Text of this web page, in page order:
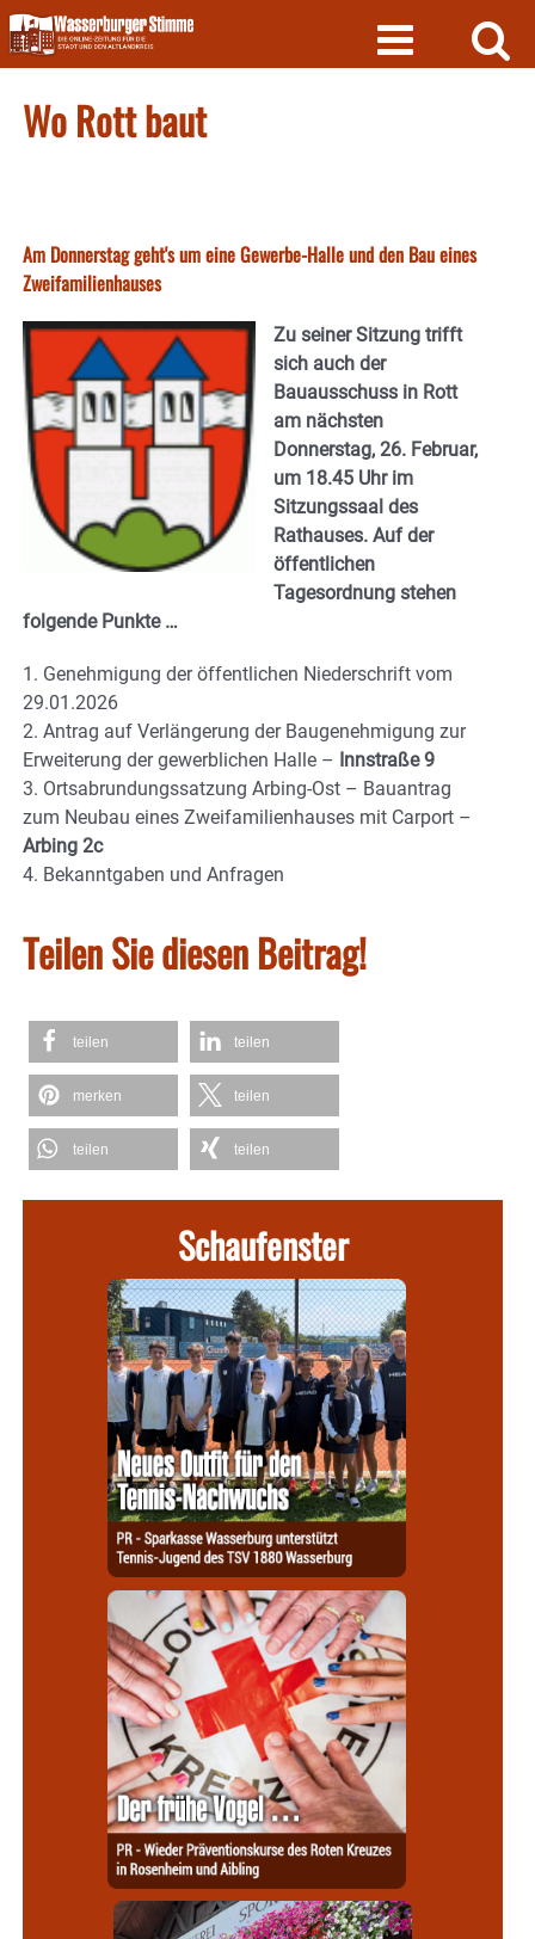
Skip
to
content
Wo Rott baut
Am Donnerstag geht's um eine Gewerbe-Halle und den Bau eines
Zweifamilienhauses
Zu seiner Sitzung trifft
sich auch der
Bauausschuss in Rott
am nächsten
Donnerstag, 26. Februar,
um 18.45 Uhr im
Sitzungssaal des
Rathauses. Auf der
öffentlichen
Tagesordnung stehen
folgende Punkte …
1. Genehmigung der öffentlichen Niederschrift vom
29.01.2026
2. Antrag auf Verlängerung der Baugenehmigung zur
Erweiterung der gewerblichen Halle – Innstraße 9
3. Ortsabrundungssatzung Arbing-Ost – Bauantrag
zum Neubau eines Zweifamilienhauses mit Carport –
Arbing 2c
4. Bekanntgaben und Anfragen
Teilen Sie diesen Beitrag!
teilen teilen
merken teilen
teilen teilen
Schaufenster